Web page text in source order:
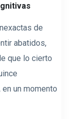
de
abatidos,
que lo cierto
un momento